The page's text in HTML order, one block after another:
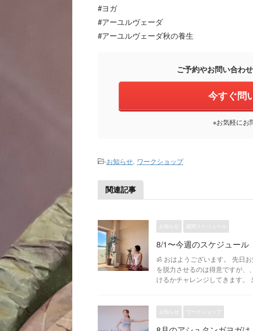
#ヨガ
#アーユルヴェーダ
#アーユルヴェーダ秋の養生
ご予約やお問い合わ
今すぐ問
※お気軽にお
-お知らせ, ワークショップ
関連記事
週間スケジュール
8/1〜今週のスケジュール
ॐ おはようございます。 先日
を脱力させるのは得意ですが、
けるかチャレンジしてきます。